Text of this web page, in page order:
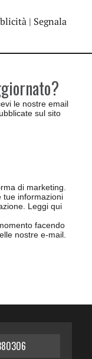
| Segnala
le nostre email
sul sito
di marketing.
tue informazioni
Leggi qui
facendo
nostre e-mail.